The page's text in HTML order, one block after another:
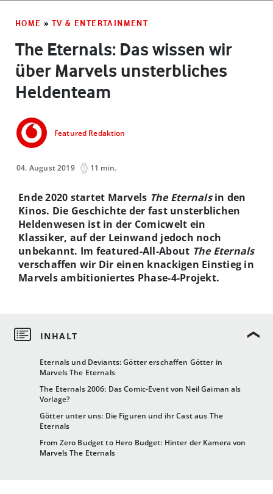
HOME » TV & ENTERTAINMENT
The Eternals: Das wissen wir
über Marvels unsterbliches
Heldenteam
Featured Redaktion
04. August 2019 11 min.
Eternals und Deviants: Götter erschaffen Götter in
Marvels The Eternals
The Eternals 2006: Das Comic-Event von Neil Gaiman als
Vorlage?
Götter unter uns: Die Figuren und ihr Cast aus The
Eternals
From Zero Budget to Hero Budget: Hinter der Kamera von
Marvels The Eternals
Ende 2020 startet Marvels The Eternalsin den
Kinos. Die Geschichte der fast unsterblichen
Heldenwesen ist in der Comicwelt ein
Klassiker, auf der Leinwand jedoch noch
unbekannt. Im featured-All-About The Eternals
verschaffen wir Dir einen knackigen Einstieg in
Marvels ambitioniertes Phase-4-Projekt.